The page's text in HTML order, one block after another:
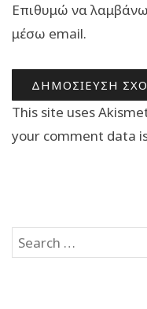
Επιθυμώ να λαμβάνω
μέσω email.
This site uses
your comment data
Search
for: